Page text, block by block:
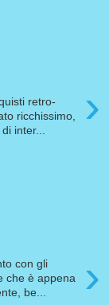
›
retro-
ricchissimo,
inter...
›
con gli
che è appena
be...